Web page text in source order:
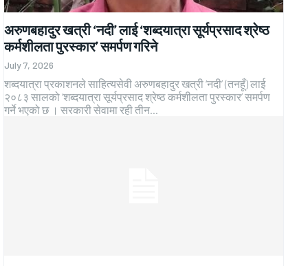
अरुणबहादुर खत्री ‘नदी’ लाई ‘शब्दयात्रा सूर्यप्रसाद श्रेष्ठ
कर्मशीलता पुरस्कार’ समर्पण गरिने
July 7, 2026
शब्दयात्रा प्रकाशनले साहित्यसेवी अरुणबहादुर खत्री ‘नदी’ (तनहूँ) लाई
२०८३ सालको ‘शब्दयात्रा सूर्यप्रसाद श्रेष्ठ कर्मशीलता पुरस्कार’ समर्पण
गर्ने भएको छ । सरकारी सेवामा रही तीन...